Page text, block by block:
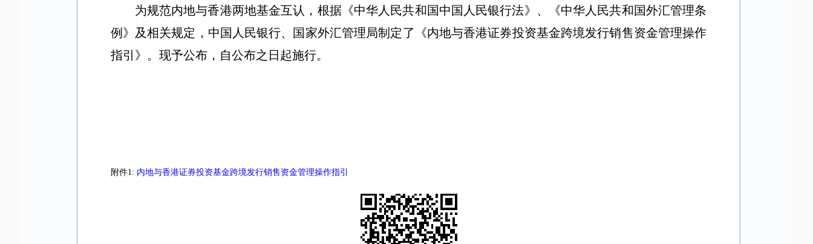
为规范内地与香港两地基金互认，根据《中华人民共和国中国人民银行法》、《中华人民共和国外汇管理条
例》及相关规定，中国人民银行、国家外汇管理局制定了《内地与香港证券投资基金跨境发行销售资金管理操作
指引》。现予公布，自公布之日起施行。
附件1: 内地与香港证券投资基金跨境发行销售资金管理操作指引